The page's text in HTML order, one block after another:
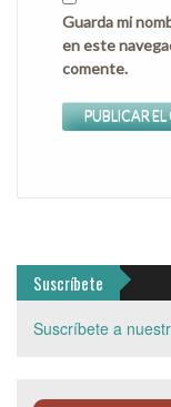
Guarda mi
en este
comente.
Suscríbete
Suscríbete a